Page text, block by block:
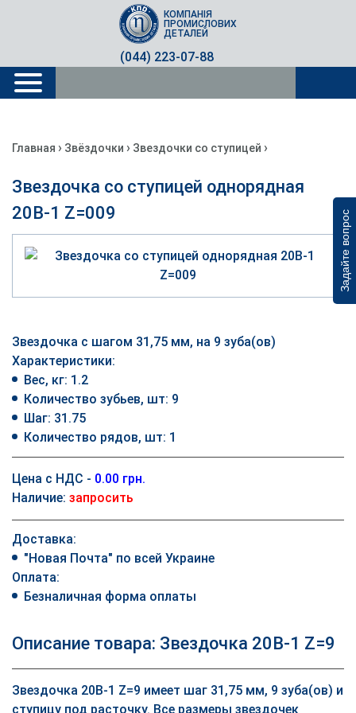
Задайте вопрос
(044) 223-07-88
КОМПАНІЯ
ПРОМИСЛОВИХ
ДЕТАЛЕЙ
Главная › Звёздочки › Звездочки со ступицей ›
Звездочка со ступицей однорядная
20B-1 Z=009
Звездочка с шагом 31,75 мм, на 9 зуба(ов)
Характеристики:
Вес, кг: 1.2
Количество зубьев, шт: 9
Шаг: 31.75
Количество рядов, шт: 1
Цена с НДС - 0.00 грн.
Наличие: запросить
Доставка:
"Новая Почта" по всей Украине
Оплата:
Безналичная форма оплаты
Описание товара: Звездочка 20B-1 Z=9
Звездочка 20B-1 Z=9 имеет шаг 31,75 мм, 9 зуба(ов) и
ступицу под расточку. Все размеры звездочек